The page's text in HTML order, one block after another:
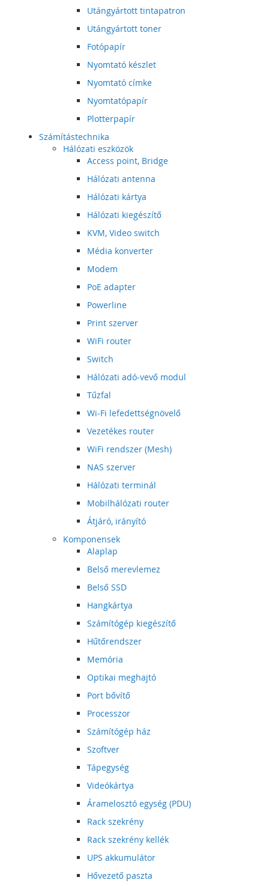
Utángyártott tintapatron
Utángyártott toner
Fotópapír
Nyomtató készlet
Nyomtató címke
Nyomtatópapír
Plotterpapír
Számítástechnika
Hálózati eszközök
Access point, Bridge
Hálózati antenna
Hálózati kártya
Hálózati kiegészítő
KVM, Video switch
Média konverter
Modem
PoE adapter
Powerline
Print szerver
WiFi router
Switch
Hálózati adó-vevő modul
Tűzfal
Wi-Fi lefedettségnövelő
Vezetékes router
WiFi rendszer (Mesh)
NAS szerver
Hálózati terminál
Mobilhálózati router
Átjáró, irányító
Komponensek
Alaplap
Belső merevlemez
Belső SSD
Hangkártya
Számítógép kiegészítő
Hűtőrendszer
Memória
Optikai meghajtó
Port bővítő
Processzor
Számítógép ház
Szoftver
Tápegység
Videókártya
Áramelosztó egység (PDU)
Rack szekrény
Rack szekrény kellék
UPS akkumulátor
Hővezető paszta